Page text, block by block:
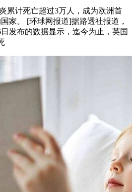
累计死亡超过3万人，成为欧洲首
家。 [环球网报道]据路透社报道，
发布的数据显示，迄今为止，英国